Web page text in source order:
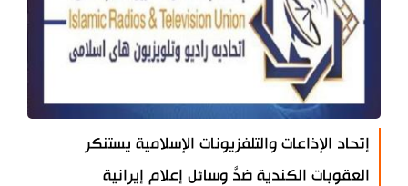
إتحاد الإذاعات والتلفزيونات الإسلامية يستنكر
العقوبات الكندية ضدَّ وسائل إعلام إيرانية